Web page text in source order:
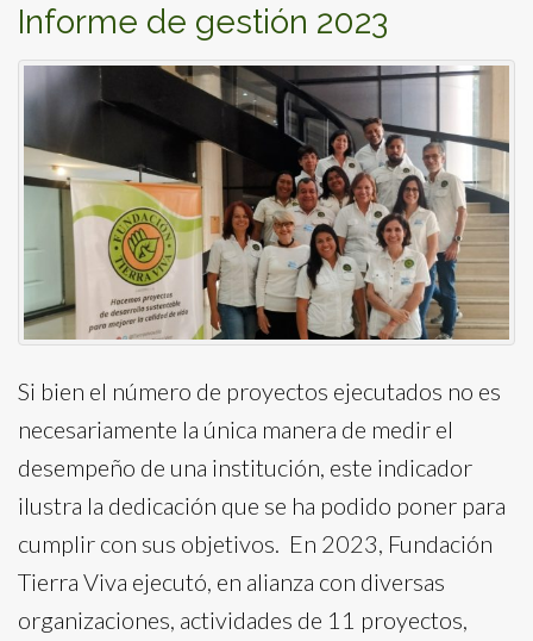
Informe de gestión 2023
Si bien el número de proyectos ejecutados no es
necesariamente la única manera de medir el
desempeño de una institución, este indicador
ilustra la dedicación que se ha podido poner para
cumplir con sus objetivos. En 2023, Fundación
Tierra Viva ejecutó, en alianza con diversas
organizaciones, actividades de 11 proyectos,